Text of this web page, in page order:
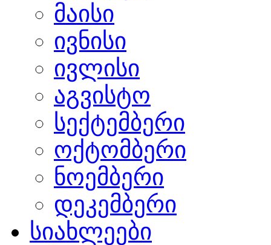
მაისი
ივნისი
ივლისი
აგვისტო
სექტემბერი
ოქტომბერი
ნოემბერი
დეკემბერი
სიახლეები